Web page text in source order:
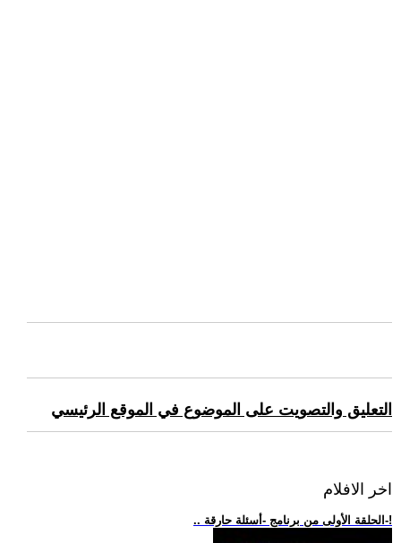
التعليق والتصويت على الموضوع في الموقع الرئيسي
اخر الافلام
.. الحلقة الأولى من برنامج -أسئلة حارقة-!